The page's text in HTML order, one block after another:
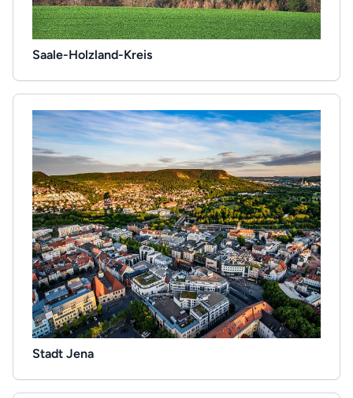
Saale-Holzland-Kreis
Stadt Jena